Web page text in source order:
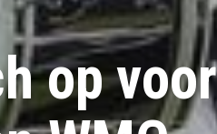
op voor